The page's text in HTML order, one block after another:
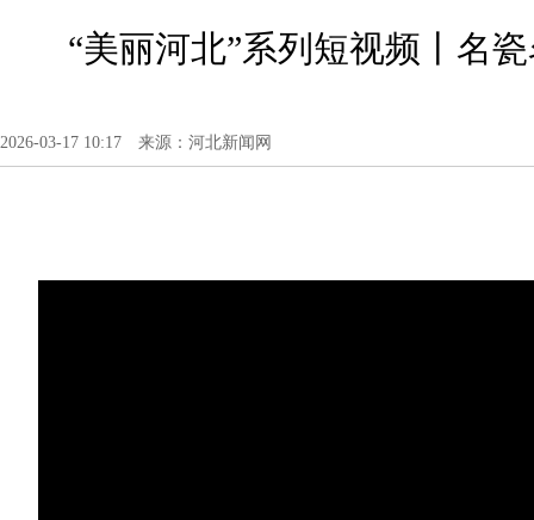
“美丽河北”系列短视频丨名
2026-03-17 10:17 来源：河北新闻网